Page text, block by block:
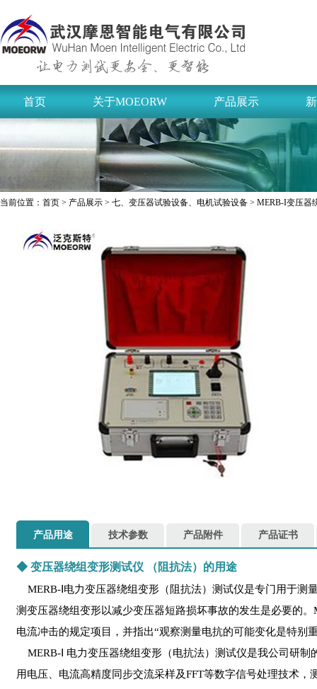
首页 关于MOEORW 产品展示
当前位置： 首页 > 产品展示 > 七、变压器试验设备、电机试验设备 > MERB-I变压器
产品用途 技术参数 产品附件 产品证书
◆ 变压器绕组变形测试仪 （阻抗法）的用途
MERB-Ⅰ电力变压器绕组变形（阻抗法）测试仪是专门用于测
测变压器绕组变形以减少变压器短路损坏事故的发生是必要的
电流冲击的规定项目，并指出“观察测量电抗的可能变化是特
MERB-Ⅰ 电力变压器绕组变形（电抗法）测试仪是我公司研
用电压、电流高精度同步交流采样及FFT等数字信号处理技术